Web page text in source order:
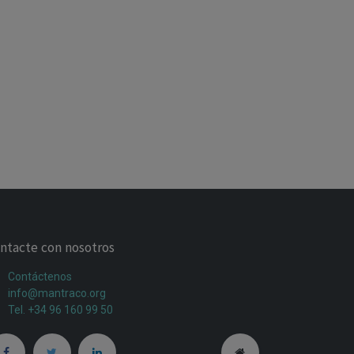
con nosotros
Contáctenos
info@mantraco.org
Tel. +34 96 160 99 50